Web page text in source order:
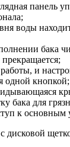
панель
воды
бака
и
одной кнопкой;
бака для
к основным
дисковой